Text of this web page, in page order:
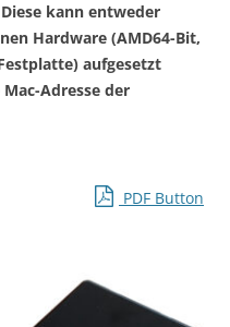
kann entweder
Hardware (AMD64-Bit,
aufgesetzt
Adresse der
PDF Button